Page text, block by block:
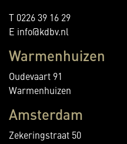
T 0226 39 16 29
E info@kdbv.nl
Warmenhuizen
Oudevaart 91
Warmenhuizen
Amsterdam
Zekeringstraat 50